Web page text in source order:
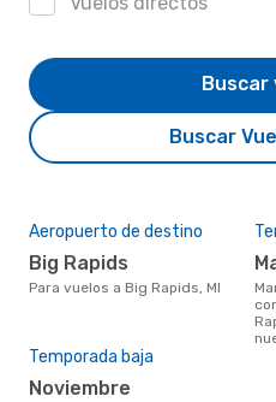
Buscar
Buscar
Aeropuerto de destino
Big Rapids
Para vuelos a Big Rapids, MI
marzo es una época muy
Temporada baja
noviembre